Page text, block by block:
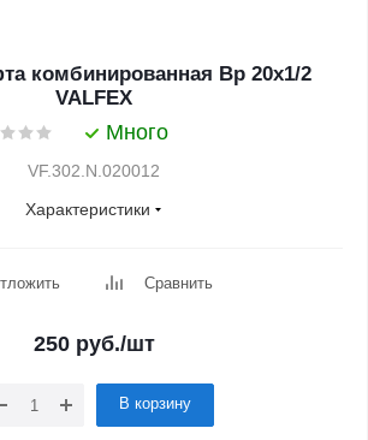
комбинированная Вр 20х1/2
VALFEX
Много
VF.302.N.020012
Характеристики
Сравнить
250 руб./шт
В корзину